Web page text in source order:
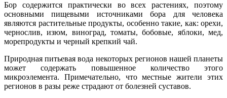
Бор содержится практически во всех растениях, поэтому
основными пищевыми источниками бора для человека
являются растительные продукты, особенно такие, как: орехи,
чернослив, изюм, виноград, томаты, бобовые, яблоки, мед,
морепродукты и черный крепкий чай.
Природная питьевая вода некоторых регионов нашей планеты
может содержать повышенное количество этого
микроэлемента. Примечательно, что местные жители этих
регионов в разы реже страдают от болезней суставов.